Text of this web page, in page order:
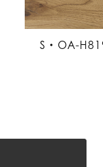
S・OA-